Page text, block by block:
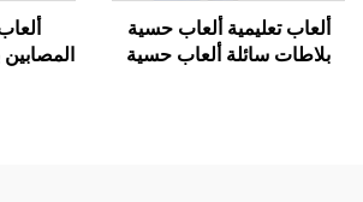
ألعاب تعليمية ألعاب حسية
بلاطات سائلة ألعاب حسية
المصابين